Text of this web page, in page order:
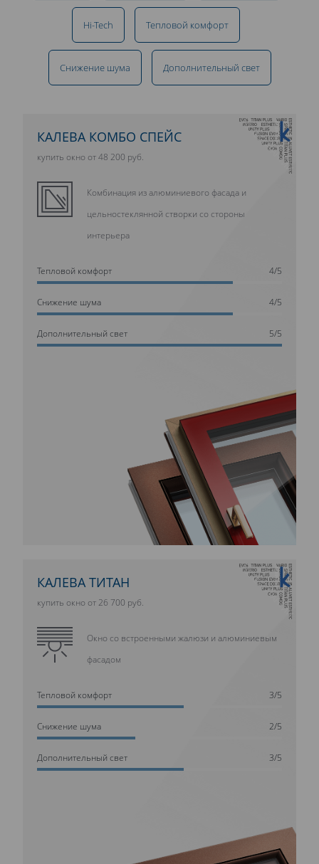
Hi-Tech Тепловой комфорт
Снижение шума Дополнительный свет
10 ЛЕТ ГАРАНТИИ
КАЛЕВА КОМБО СПЕЙС
купить окно от 48 200 руб.
Комбинация из алюминиевого фасада и
цельностеклянной створки со стороны
интерьера
Тепловой комфорт 4/5
Cнижение шума 4/5
Дополнительный свет 5/5
10 ЛЕТ ГАРАНТИИ
КАЛЕВА ТИТАН
купить окно от 26 700 руб.
Окно со встроенными жалюзи и алюминиевым
фасадом
Тепловой комфорт 3/5
Cнижение шума 2/5
Дополнительный свет 3/5